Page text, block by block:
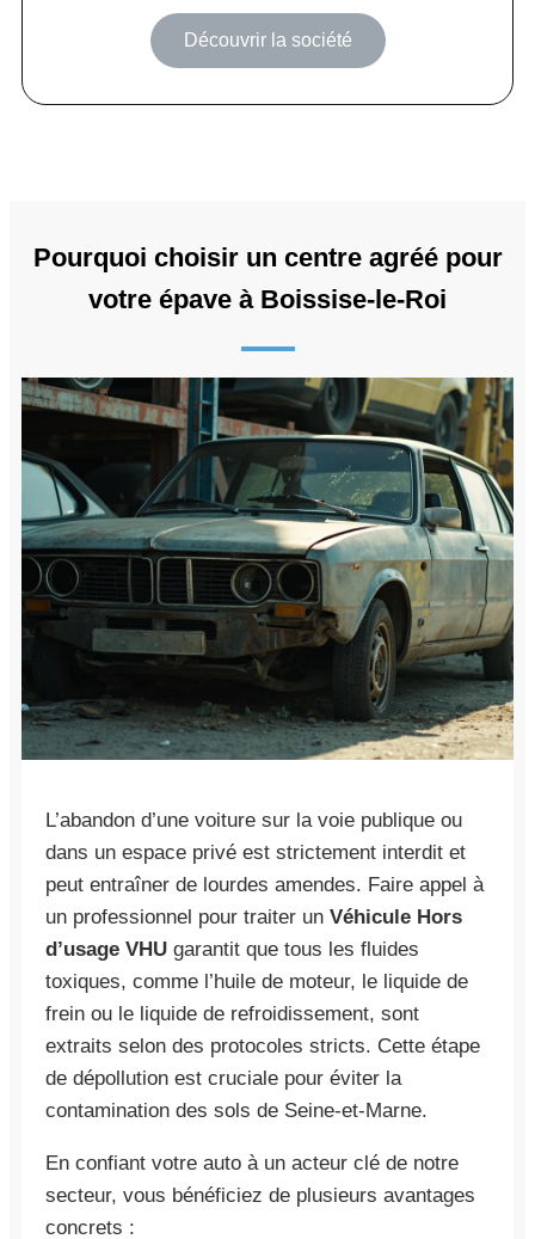
Découvrir la société
Pourquoi choisir un centre agréé pour
votre épave à Boissise-le-Roi
L’abandon d’une voiture sur la voie publique ou
dans un espace privé est strictement interdit et
peut entraîner de lourdes amendes. Faire appel à
un professionnel pour traiter un Véhicule Hors
d’usage VHU garantit que tous les fluides
toxiques, comme l’huile de moteur, le liquide de
frein ou le liquide de refroidissement, sont
extraits selon des protocoles stricts. Cette étape
de dépollution est cruciale pour éviter la
contamination des sols de Seine-et-Marne.
En confiant votre auto à un acteur clé de notre
secteur, vous bénéficiez de plusieurs avantages
concrets :